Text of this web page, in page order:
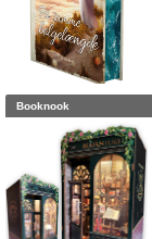
Booknook